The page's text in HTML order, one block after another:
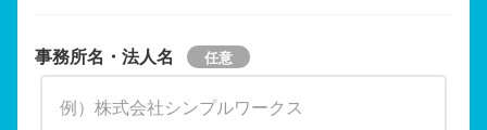
事務所名・法人名